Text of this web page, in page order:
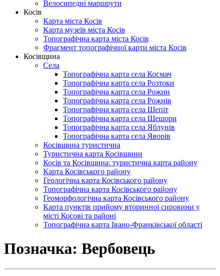
Велосипедні маршрути
Косів
Карта міста Косів
Карта музеїв міста Косів
Топографічна карта міста Косів
Фрагмент топографічної карти міста Косів
Косівщина
Села
Топографічна карта села Космач
Топографічна карта села Розтоки
Топографічна карта села Рожин
Топографічна карта села Рожнів
Топографічна карта села Шепіт
Топографічна карта села Шешори
Топографічна карта села Яблунів
Топографічна карта села Яворів
Косівщина туристична
Туристична карта Косівщини
Косів та Косівщина: туристична карта району
Карта Косівського району
Геологічна карта Косівського району
Топографічна карта Косівського району
Геоморфологічна карта Косівського району
Карта пунктів прийому вторинної сировини у
місті Косові та районі
Топографічна карта Івано-Франківської області
Позначка: Вербовець